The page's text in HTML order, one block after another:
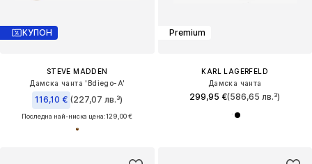
КУПОН
STEVE MADDEN
Дамска чанта 'Bdiego-A'
116,10 € (227,07 лв.³)
Последна най-ниска цена:129,00 €
Premium
KARL LAGERFELD
Дамска чанта
299,95 €(586,65 лв.³)